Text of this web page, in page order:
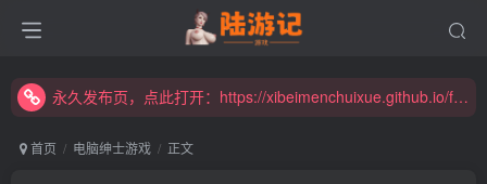
永久发布页，点此打开：https://xibeimenchuixue.github.io/fabuye/
永久发布页，点此打开：https://xibeimenchuixue.github.io/fabuye/
首页 电脑绅士游戏 正文